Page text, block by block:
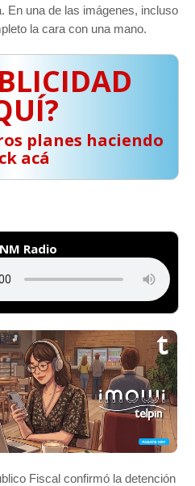
En una de las imágenes, incluso
la cara con una mano.
planes haciendo
acá
Radio
Fiscal confirmó la detención